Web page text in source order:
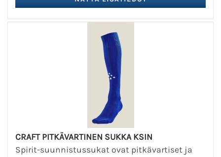
CRAFT PITKÄVARTINEN SUKKA KSIN
Spirit-suunnistussukat ovat pitkävartiset ja